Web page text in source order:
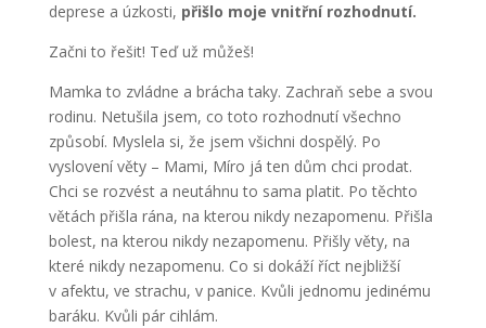
deprese a úzkosti, přišlo moje vnitřní rozhodnutí.
Začni to řešit! Teď už můžeš!
Mamka to zvládne a brácha taky. Zachraň sebe a svou
rodinu. Netušila jsem, co toto rozhodnutí všechno
způsobí. Myslela si, že jsem všichni dospělý. Po
vyslovení věty – Mami, Míro já ten dům chci prodat.
Chci se rozvést a neutáhnu to sama platit. Po těchto
větách přišla rána, na kterou nikdy nezapomenu. Přišla
bolest, na kterou nikdy nezapomenu. Přišly věty, na
které nikdy nezapomenu. Co si dokáží říct nejbližší
v afektu, ve strachu, v panice. Kvůli jednomu jedinému
baráku. Kvůli pár cihlám.